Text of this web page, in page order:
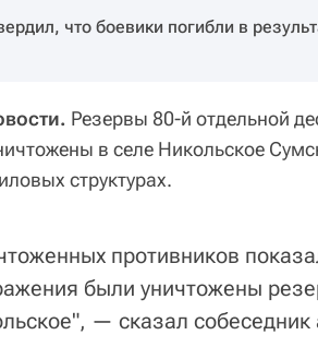
что боевики погибли в
Резервы 80-й отдельной
в селе Никольское
структурах.
противников
были уничтожены
— сказал собеседник